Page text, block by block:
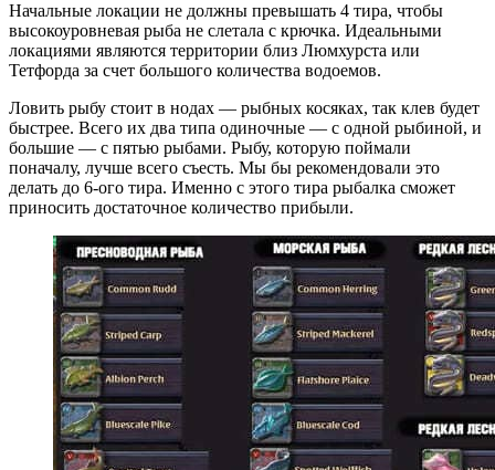
Начальные локации не должны превышать 4 тира, чтобы
высокоуровневая рыба не слетала с крючка. Идеальными
локациями являются территории близ Люмхурста или
Тетфорда за счет большого количества водоемов.
Ловить рыбу стоит в нодах — рыбных косяках, так клев будет
быстрее. Всего их два типа одиночные — с одной рыбиной, и
большие — с пятью рыбами. Рыбу, которую поймали
поначалу, лучше всего съесть. Мы бы рекомендовали это
делать до 6-ого тира. Именно с этого тира рыбалка сможет
приносить достаточное количество прибыли.